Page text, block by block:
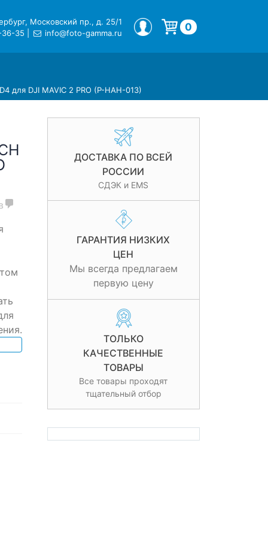
Московский пр., д. 25/1
36-35
info@foto-gamma.ru
МОЙ ПРОФИЛЬ 0
для DJI MAVIC 2 PRO (P-HAH-013)
ДОСТАВКА ПО ВСЕЙ
РОССИИ
СДЭК и EMS
ГАРАНТИЯ НИЗКИХ
ЦЕН
Мы всегда предлагаем
первую цену
ТОЛЬКО
КАЧЕСТВЕННЫЕ
ТОВАРЫ
Все товары проходят
тщательный отбор